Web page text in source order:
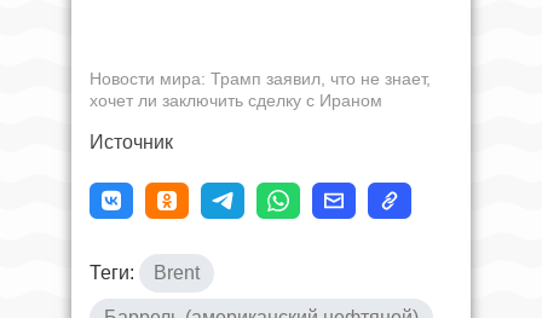
Новости мира: Трамп заявил, что не знает,
хочет ли заключить сделку с Ираном
Источник
Теги: Brent